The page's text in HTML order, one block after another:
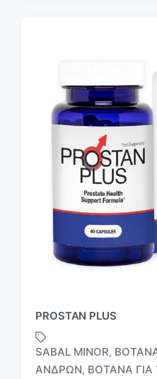
PROSTAN PLUS
SABAL MINOR,
ΑΝΔΡΏΝ, ΒΌΤΑΝΑ ΓΙΑ